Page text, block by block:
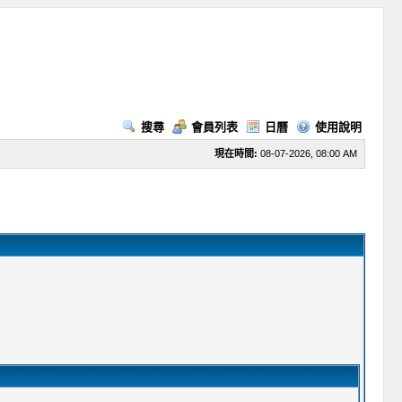
搜尋 會員列表 日曆 使用說明
現在時間: 08-07-2026, 08:00 AM